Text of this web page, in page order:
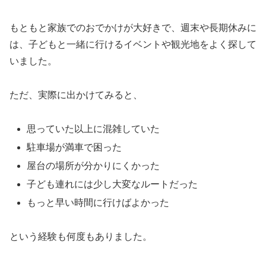
もともと家族でのおでかけが大好きで、週末や長期休みに
は、子どもと一緒に行けるイベントや観光地をよく探して
いました。
ただ、実際に出かけてみると、
思っていた以上に混雑していた
駐車場が満車で困った
屋台の場所が分かりにくかった
子ども連れには少し大変なルートだった
もっと早い時間に行けばよかった
という経験も何度もありました。